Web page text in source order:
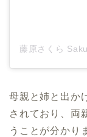
母親と姉と出か
されており、両
うことが分かり